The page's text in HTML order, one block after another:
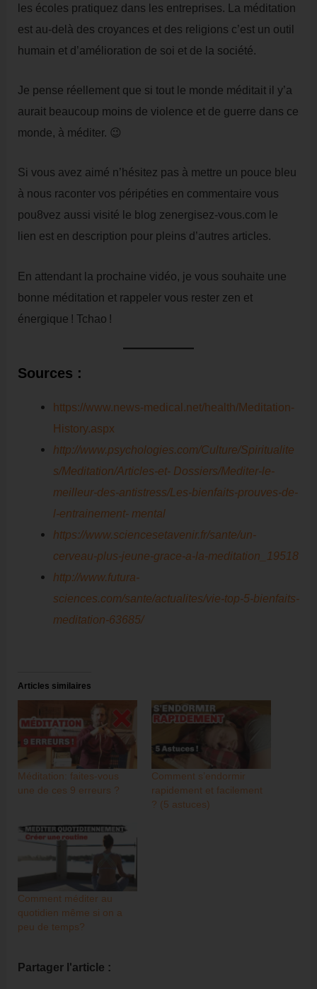
les écoles pratiquez dans les entreprises. La méditation
est au-delà des croyances et des religions c’est un outil
humain et d’amélioration de soi et de la société.
Je pense réellement que si tout le monde méditait il y’a
aurait beaucoup moins de violence et de guerre dans ce
monde, à méditer. 😉
Si vous avez aimé n’hésitez pas à mettre un pouce bleu
à nous raconter vos péripéties en commentaire vous
pou8vez aussi visité le blog zenergisez-vous.com le
lien est en description pour pleins d’autres articles.
En attendant la prochaine vidéo, je vous souhaite une
bonne méditation et rappeler vous rester zen et
énergique ! Tchao !
Sources :
https://www.news-medical.net/health/Meditation-
History.aspx
http://www.psychologies.com/Culture/Spiritualite
s/Meditation/Articles-et- Dossiers/Mediter-le-
meilleur-des-antistress/Les-bienfaits-prouves-de-
l-entrainement- mental
https://www.sciencesetavenir.fr/sante/un-
cerveau-plus-jeune-grace-a-la-meditation_19518
http://www.futura-
sciences.com/sante/actualites/vie-top-5-bienfaits-
meditation-63685/
Articles similaires
Méditation: faites-vous
une de ces 9 erreurs ?
Comment s’endormir
rapidement et facilement
? (5 astuces)
Comment méditer au
quotidien même si on a
peu de temps?
Partager l'article :